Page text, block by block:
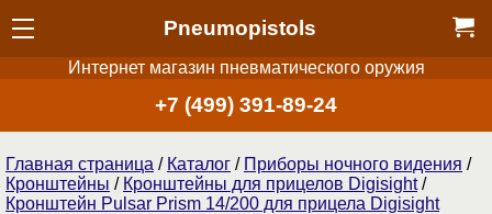
Pneumopistols
Интернет магазин пневматического оружия
+7 (499) 391-89-24
Главная страница / Каталог / Приборы ночного видения /
Кронштейны / Кронштейны для прицелов Digisight/
Кронштейн Pulsar Prism 14/200 для прицела Digisight